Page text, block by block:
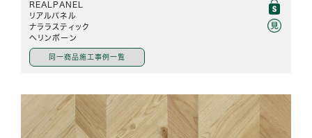
REALPANEL
リアルパネル
ナララスティック
ヘリンボーン
同一商品施工事例一覧